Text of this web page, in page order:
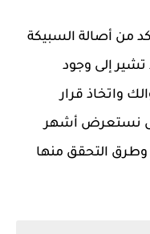
من أصالة السبيكة
تشير إلى وجود
واتخاذ قرار
نستعرض أشهر
التحقق منها